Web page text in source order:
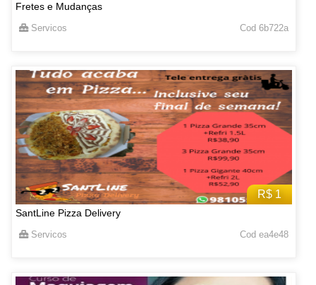
Fretes e Mudanças
Servicos Cod 6b722a
R$ 1
SantLine Pizza Delivery
Servicos Cod ea4e48